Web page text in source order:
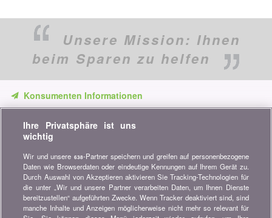
Unsere Mission: Ihnen
beim Sparen zu helfen
Konsumenten Informationen
unsere Vergleiche, Ratschläge und Tipps in den Bereichen
Versicherung, Finanzen, Konsumgüter und vieles mehr...
Newsletter bestellen
Treten Sie unserer Community bei
Bleiben Sie auf dem neuesten Stand, finden Sie alle Ratschläge
Ihre Privatsphäre ist uns
wichtig
Wir und unsere 638-Partner speichern und greifen auf personenbezogene
Daten wie Browserdaten oder eindeutige Kennungen auf Ihrem Gerät zu.
Durch Auswahl von Akzeptieren aktivieren Sie Tracking-Technologien für
die unter „Wir und unsere Partner verarbeiten Daten, um Ihnen Dienste
bereitzustellen“ aufgeführten Zwecke. Wenn Tracker deaktiviert sind, sind
manche Inhalte und Anzeigen möglicherweise nicht mehr so relevant für